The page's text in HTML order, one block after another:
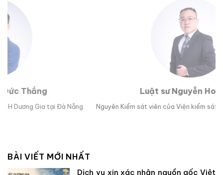
Luật sư Nguyễn Hoài Bão
Nguyên Kiểm sát viên của Viện kiểm sát nhân dân TP Đà Nẵng.
BÀI VIẾT MỚI NHẤT
Dịch vụ xin xác nhận nguồn gốc Việt